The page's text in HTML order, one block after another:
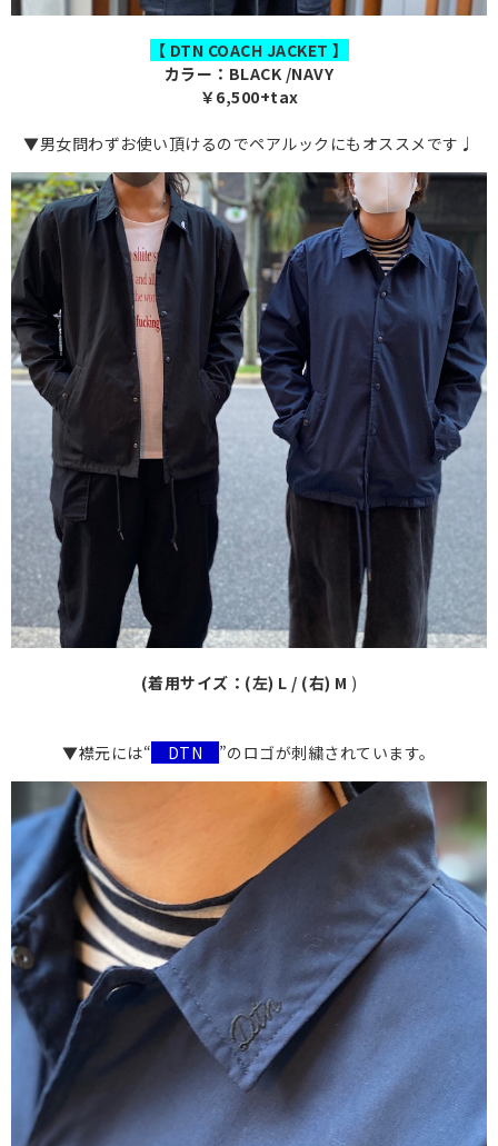
【 DTN COACH JACKET 】
カラー：BLACK /NAVY
￥6,500+tax
▼男女問わずお使い頂けるのでペアルックにもオススメです♩
(着用サイズ：(左) L / (右) M )
▼襟元には“ DTN ”のロゴが刺繍されています。